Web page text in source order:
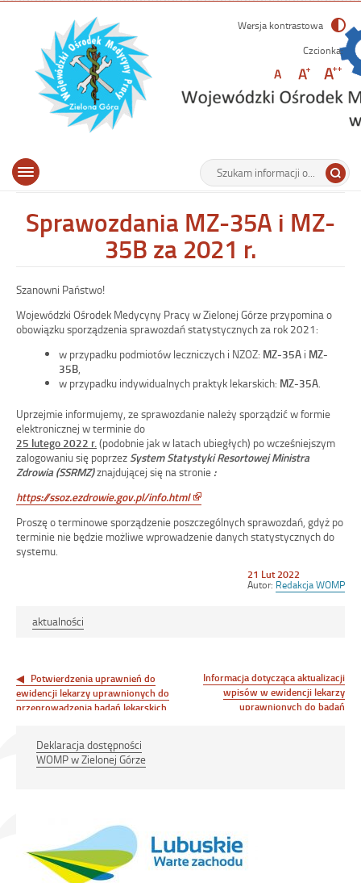
Podstawowe informacje i aktualności z działalności WOMP w Zielonej Górze.
Medycyna pracy, Rehabilitacja medyczna, Psychologia transportu, Promocja
Wersja kontrastowa
Czcionka:
Wyszukiwarka
Tutaj
wpisz
główne
Otwórz
Sprawozdania MZ-35A i MZ-
35B za 2021 r.
Szanowni Państwo!
Wojewódzki Ośrodek Medycyny Pracy w Zielonej Górze przypomina o
obowiązku sporządzenia sprawozdań statystycznych za rok 2021:
w przypadku podmiotów leczniczych i NZOZ: MZ-35A i MZ-
35B,
w przypadku indywidualnych praktyk lekarskich: MZ-35A.
Uprzejmie informujemy, ze sprawozdanie należy sporządzić w formie
elektronicznej w terminie do
25 lutego 2022 r. (podobnie jak w latach ubiegłych) po wcześniejszym
zalogowaniu się poprzez System Statystyki Resortowej Ministra
Zdrowia (SSRMZ)znajdującej się na stronie :
https://ssoz.ezdrowie.gov.pl/info.htmlLink
się
w
Proszę o terminowe sporządzenie poszczególnych sprawozdań, gdyż po
terminie nie będzie możliwe wprowadzenie danych statystycznych do
systemu.
Opublikowano
w
21 Lut 2022
Autor: Redakcja WOMP
aktualności
Nawigacja
wpisu
Potwierdzenia uprawnień do
ewidencji lekarzy uprawnionych do
przeprowadzenia badań lekarskich
Informacja dotycząca aktualizacji
wpisów w ewidencji lekarzy
uprawnionych do badań
Deklaracja dostępności
WOMP w Zielonej Górze